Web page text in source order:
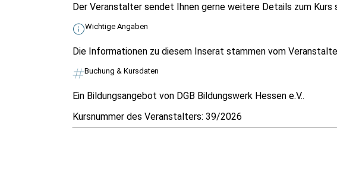
Der Veranstalter sendet Ihnen gerne weitere Details zum
Wichtige Angaben
Die Informationen zu diesem Inserat stammen vom
Buchung & Kursdaten
Ein Bildungsangebot von DGB Bildungswerk Hessen e.V..
Kursnummer des Veranstalters: 39/2026